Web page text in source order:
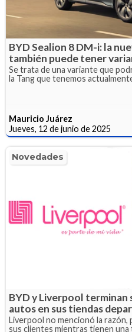
BYD Sealion 8 DM-i: la
también puede tener
Se trata de una variante que
la Tang que tenemos
Mauricio Juárez
Jueves, 12 de junio de 2025
Novedades
BYD y Liverpool terminan
autos en sus tiendas
Liverpool no mencionó la
sus clientes mientras tienen una